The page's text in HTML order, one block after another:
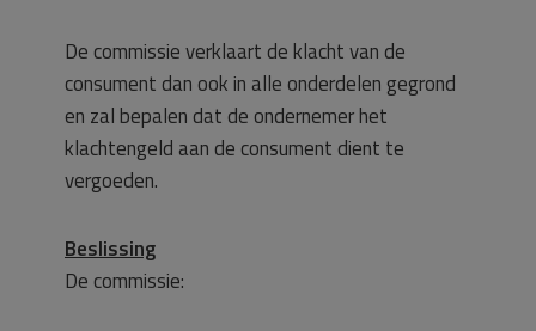
De commissie verklaart de klacht van de
consument dan ook in alle onderdelen gegrond
en zal bepalen dat de ondernemer het
klachtengeld aan de consument dient te
vergoeden.
Beslissing
De commissie: